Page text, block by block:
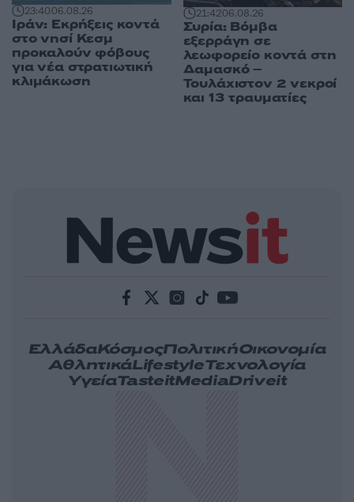
23:4006.08.26
Ιράν: Εκρήξεις κοντά
στο νησί Κεσμ
προκαλούν φόβους
για νέα στρατιωτική
κλιμάκωση
21:4206.08.26
Συρία: Βόμβα
εξερράγη σε
λεωφορείο κοντά στη
Δαμασκό –
Τουλάχιστον 2 νεκροί
και 13 τραυματίες
ΕλλάδαΚόσμοςΠολιτικήΟικονομία
ΑθλητικάLifestyleΤεχνολογία
ΥγείαTasteitMediaDriveit